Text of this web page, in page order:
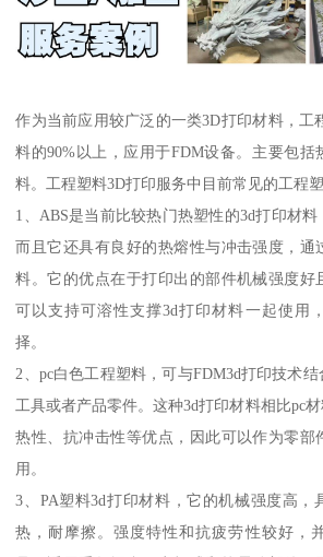
作为当前应用较广泛的一类3D打印材料，工
料的90%以上，应用于FDM设备。主要包括
料。工程塑料3D打印服务中目前常见的工程
1、ABS是当前比较热门热塑性的3d打印材料
而且它还具有良好的热熔性与冲击强度，通
料。它的优点在于打印出的部件机械强度好
可以支持可溶性支撑3d打印材料一起使用
择。
2、pc白色工程塑料，可与FDM3d打印技术结
工具或者产品零件。这种3d打印材料相比pc
热性、抗冲击性等优点，因此可以作为零部
用。
3、PA塑料3d打印材料，它的机械强度高，
热，耐摩擦。强度特性和抗疲劳性较好，